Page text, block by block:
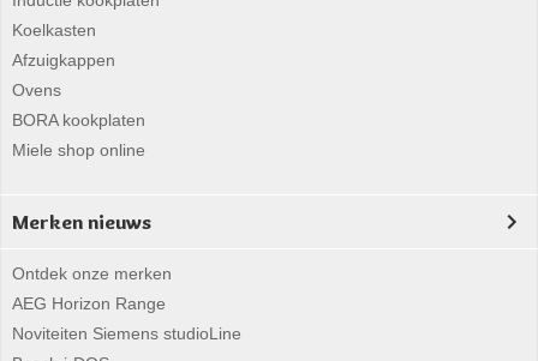
Koelkasten
Afzuigkappen
Ovens
BORA kookplaten
Miele shop online
Merken nieuws
Ontdek onze merken
AEG Horizon Range
Noviteiten Siemens studioLine